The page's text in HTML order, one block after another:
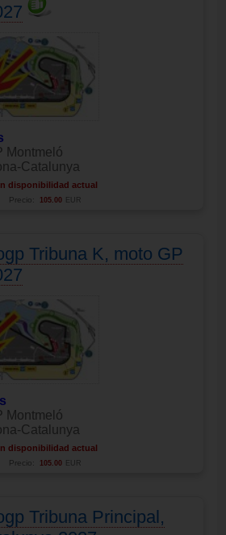
Montmeló
Catalunya
disponibilidad actual
Precio: 105.00 EUR
Tribuna K, moto GP
Montmeló
Catalunya
disponibilidad actual
Precio: 105.00 EUR
Tribuna Principal,